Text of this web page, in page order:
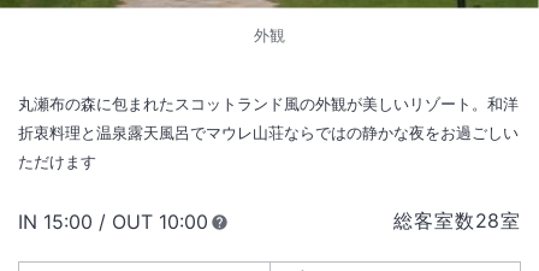
外観
丸瀬布の森に包まれたスコットランド風の外観が美しいリゾート。和洋
折衷料理と温泉露天風呂でマウレ山荘ならではの静かな夜をお過ごしい
ただけます
総客室数28室
IN チェックイン
15:00 / OUT チェックアウト
10:00